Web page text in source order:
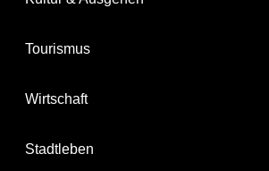
Tourismus
Wirtschaft
Stadtleben